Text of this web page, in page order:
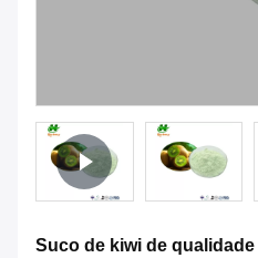
Suco de kiwi de